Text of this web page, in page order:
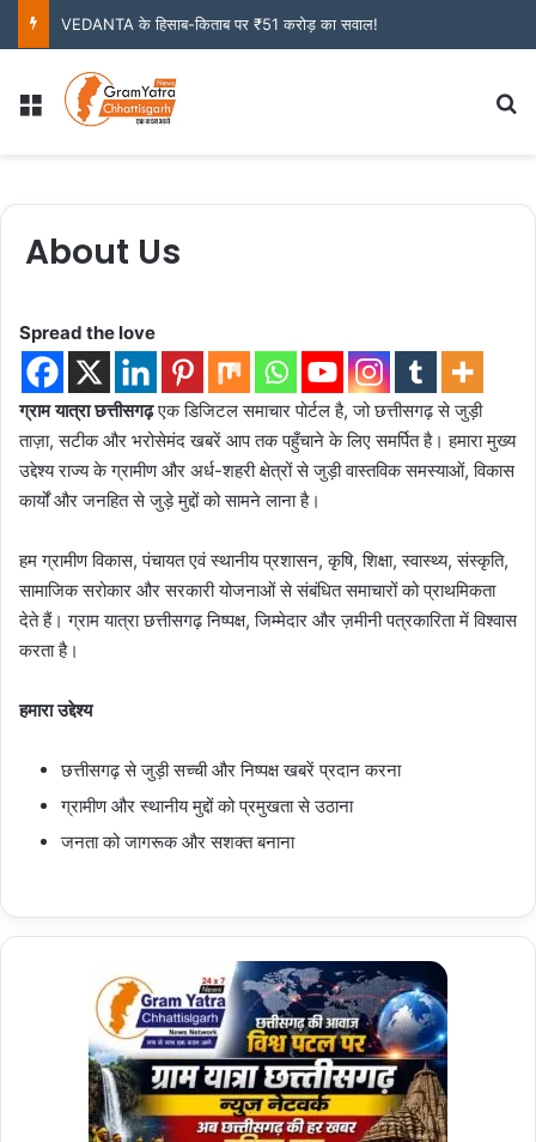
Menu
About Us
Spread the love
ग्राम यात्रा छत्तीसगढ़एक डिजिटल समाचार पोर्टल है, जो छत्तीसगढ़ से जुड़ी
ताज़ा, सटीक और भरोसेमंद खबरें आप तक पहुँचाने के लिए समर्पित है। हमारा मुख्य
उद्देश्य राज्य के ग्रामीण और अर्ध-शहरी क्षेत्रों से जुड़ी वास्तविक समस्याओं, विकास
कार्यों और जनहित से जुड़े मुद्दों को सामने लाना है।
हम ग्रामीण विकास, पंचायत एवं स्थानीय प्रशासन, कृषि, शिक्षा, स्वास्थ्य, संस्कृति,
सामाजिक सरोकार और सरकारी योजनाओं से संबंधित समाचारों को प्राथमिकता
देते हैं। ग्राम यात्रा छत्तीसगढ़ निष्पक्ष, जिम्मेदार और ज़मीनी पत्रकारिता में विश्वास
करता है।
हमारा उद्देश्य
छत्तीसगढ़ से जुड़ी सच्ची और निष्पक्ष खबरें प्रदान करना
ग्रामीण और स्थानीय मुद्दों को प्रमुखता से उठाना
जनता को जागरूक और सशक्त बनाना